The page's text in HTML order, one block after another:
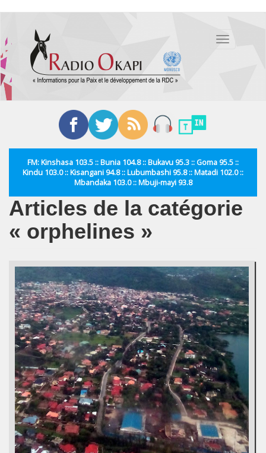
contenu
principal
Toggle
FM: Kinshasa 103.5 :: Bunia 104.8 :: Bukavu 95.3 :: Goma 95.5 ::
Kindu 103.0 :: Kisangani 94.8 :: Lubumbashi 95.8 :: Matadi 102.0 ::
Mbandaka 103.0 :: Mbuji-mayi 93.8
Articles de la catégorie
« orphelines »